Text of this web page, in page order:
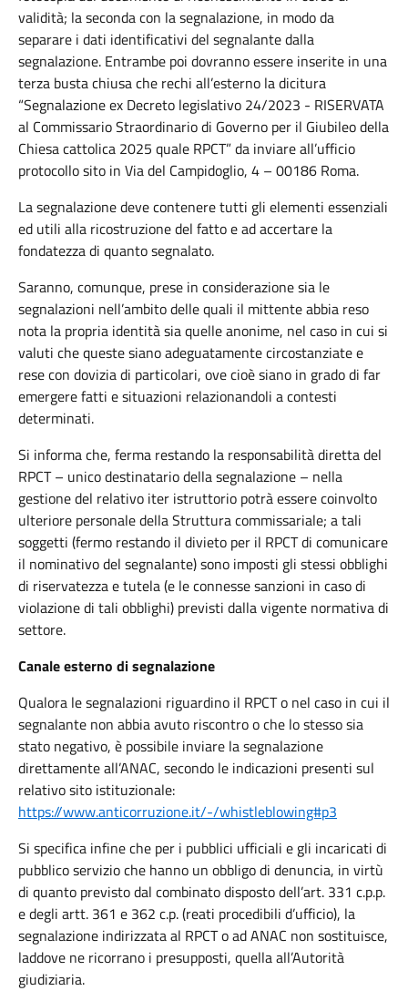
validità; la seconda con la segnalazione, in modo da
separare i dati identificativi del segnalante dalla
segnalazione. Entrambe poi dovranno essere inserite in una
terza busta chiusa che rechi all’esterno la dicitura
“Segnalazione ex Decreto legislativo 24/2023 - RISERVATA
al Commissario Straordinario di Governo per il Giubileo della
Chiesa cattolica 2025 quale RPCT” da inviare all’ufficio
protocollo sito in Via del Campidoglio, 4 – 00186 Roma.
La segnalazione deve contenere tutti gli elementi essenziali
ed utili alla ricostruzione del fatto e ad accertare la
fondatezza di quanto segnalato.
Saranno, comunque, prese in considerazione sia le
segnalazioni nell’ambito delle quali il mittente abbia reso
nota la propria identità sia quelle anonime, nel caso in cui si
valuti che queste siano adeguatamente circostanziate e
rese con dovizia di particolari, ove cioè siano in grado di far
emergere fatti e situazioni relazionandoli a contesti
determinati.
Si informa che, ferma restando la responsabilità diretta del
RPCT – unico destinatario della segnalazione – nella
gestione del relativo iter istruttorio potrà essere coinvolto
ulteriore personale della Struttura commissariale; a tali
soggetti (fermo restando il divieto per il RPCT di comunicare
il nominativo del segnalante) sono imposti gli stessi obblighi
di riservatezza e tutela (e le connesse sanzioni in caso di
violazione di tali obblighi) previsti dalla vigente normativa di
settore.
Canale esterno di segnalazione
Qualora le segnalazioni riguardino il RPCT o nel caso in cui il
segnalante non abbia avuto riscontro o che lo stesso sia
stato negativo, è possibile inviare la segnalazione
direttamente all’ANAC, secondo le indicazioni presenti sul
relativo sito istituzionale:
https://www.anticorruzione.it/-/whistleblowing#p3
Si specifica infine che per i pubblici ufficiali e gli incaricati di
pubblico servizio che hanno un obbligo di denuncia, in virtù
di quanto previsto dal combinato disposto dell’art. 331 c.p.p.
e degli artt. 361 e 362 c.p. (reati procedibili d’ufficio), la
segnalazione indirizzata al RPCT o ad ANAC non sostituisce,
laddove ne ricorrano i presupposti, quella all’Autorità
giudiziaria.